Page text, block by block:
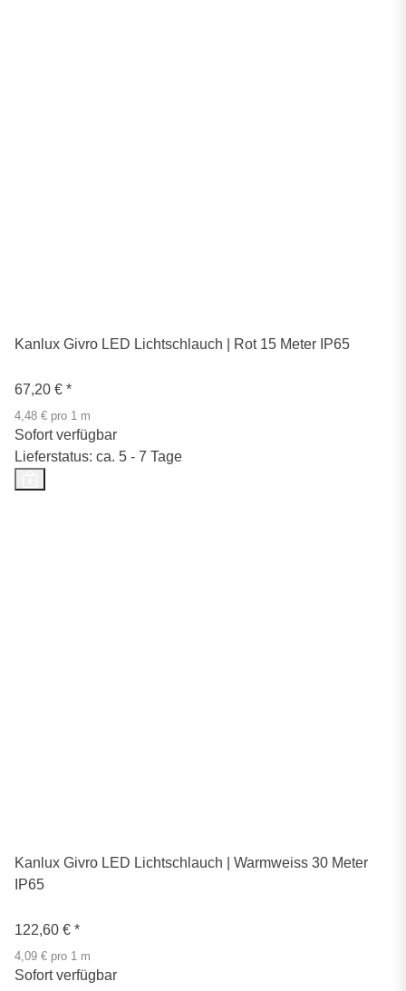
Kanlux Givro LED Lichtschlauch | Rot 15 Meter IP65
67,20 € *
4,48 € pro 1 m
Sofort verfügbar
Lieferstatus: ca. 5 - 7 Tage
Kanlux Givro LED Lichtschlauch | Warmweiss 30 Meter
IP65
122,60 € *
4,09 € pro 1 m
Sofort verfügbar